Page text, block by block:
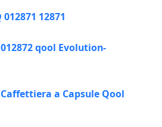
012871 12871
qool Evolution-
a Capsule Qool